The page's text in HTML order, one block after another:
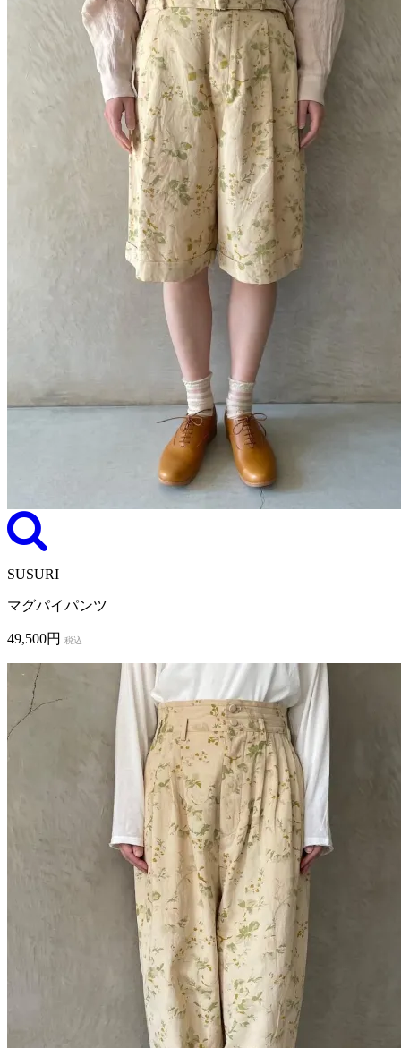
SUSURI
マグパイパンツ
49,500円 税込